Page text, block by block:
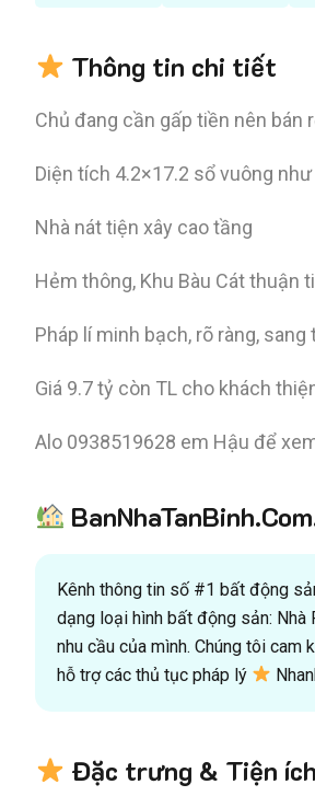
Thông tin chi tiết
Chủ đang cần gấp tiền nên bán
Diện tích 4.2×17.2 sổ vuông
Nhà nát tiện xây cao tầng
Hẻm thông, Khu Bàu Cát thuận
Pháp lí minh bạch, rõ ràng, sang
Giá 9.7 tỷ còn TL cho khách
Alo 0938519628 em Hậu để
Kênh thông tin số #1 bất động
dạng loại hình bất động sản: Nhà
nhu cầu của mình. Chúng tôi cam
hỗ trợ các thủ tục pháp lý
Đặc trưng & Tiện ích